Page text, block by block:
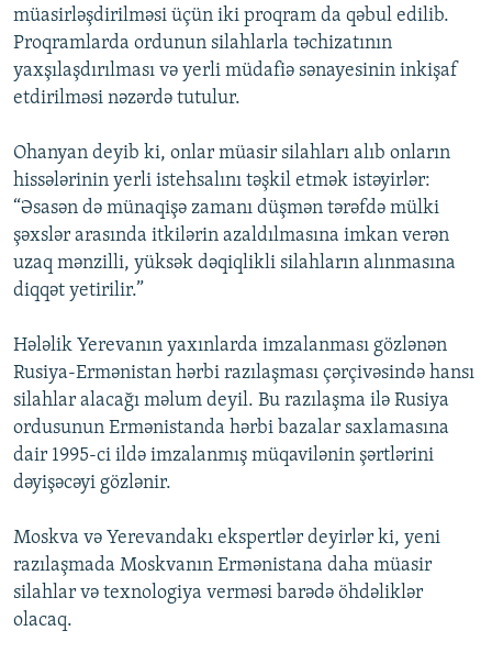
İNFOQRAFIKA
KARIKATURA
AZƏRBAYCAN ƏDƏBIYYATI KITABXANASI
İSLAM VƏ DEMOKRATIYA
İZ - MƏDƏNIYYƏT PROQRAMI
MISSIYAMIZ
PEŞƏ ETIKASI VƏ JURNALISTIKA STANDARTLARIMIZ
MATERIALLARIMIZDAN ISTIFADƏ
BIZIMLƏ ƏLAQƏ
XƏBƏR BÜLLETENLƏRIMIZ
BIZI IZLƏ
RFE/RL-in bütün saytları
müasirləşdirilməsi üçün iki proqram da qəbul edilib.
Proqramlarda ordunun silahlarla təchizatının
yaxşılaşdırılması və yerli müdafiə sənayesinin inkişaf
etdirilməsi nəzərdə tutulur.
Ohanyan deyib ki, onlar müasir silahları alıb onların
hissələrinin yerli istehsalını təşkil etmək istəyirlər:
“Əsasən də münaqişə zamanı düşmən tərəfdə mülki
şəxslər arasında itkilərin azaldılmasına imkan verən
uzaq mənzilli, yüksək dəqiqlikli silahların alınmasına
diqqət yetirilir.”
Hələlik Yerevanın yaxınlarda imzalanması gözlənən
Rusiya-Ermənistan hərbi razılaşması çərçivəsində hansı
silahlar alacağı məlum deyil. Bu razılaşma ilə Rusiya
ordusunun Ermənistanda hərbi bazalar saxlamasına
dair 1995-ci ildə imzalanmış müqavilənin şərtlərini
dəyişəcəyi gözlənir.
Moskva və Yerevandakı ekspertlər deyirlər ki, yeni
razılaşmada Moskvanın Ermənistana daha müasir
silahlar və texnologiya verməsi barədə öhdəliklər
olacaq.